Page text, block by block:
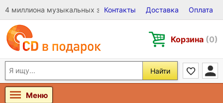
4 миллиона музыкальных записей на Виниле, CD и DVD
Контакты Доставка Оплата
Корзина (0)
Найти
Меню